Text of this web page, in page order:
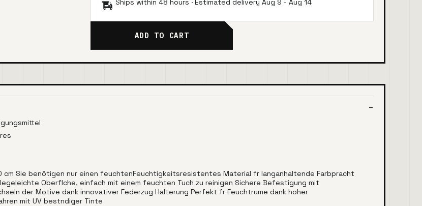
Ships within 48 hours · Estimated delivery Aug 9 - Aug 14
ADD TO CART
cm Sie benötigen nur einen feuchtenFeuchtigkeitsresistentes Material fr langanhaltende Farbpracht
Oberflche, einfach mit einem feuchten Tuch zu reinigen Sichere Befestigung mit
der Motive dank innovativer Federzug Halterung Perfekt fr Feuchtrume dank hoher
mit UV bestndiger Tinte